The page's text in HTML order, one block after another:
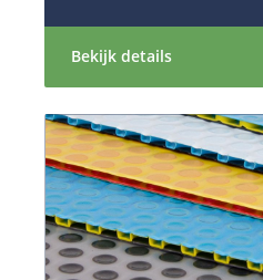
Bekijk details